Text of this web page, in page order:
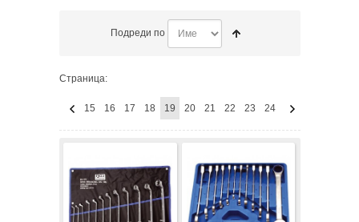
Подреди по
Страница:
15 16 17 18 19 20 21 22 23 24